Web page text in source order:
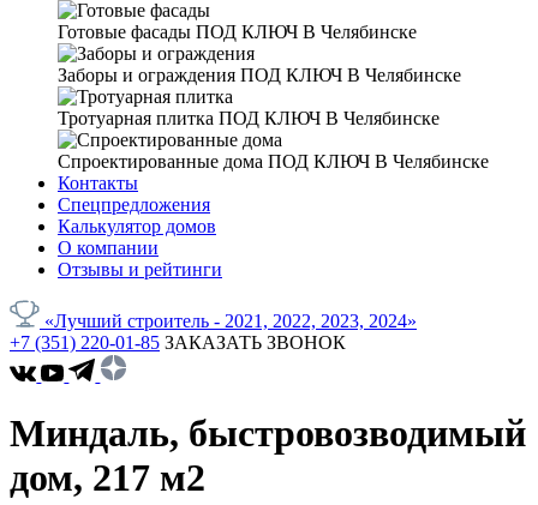
Готовые фасады ПОД КЛЮЧ В Челябинске
Заборы и ограждения ПОД КЛЮЧ В Челябинске
Тротуарная плитка ПОД КЛЮЧ В Челябинске
Спроектированные дома ПОД КЛЮЧ В Челябинске
Контакты
Спецпредложения
Калькулятор домов
О компании
Отзывы и рейтинги
«Лучший строитель - 2021, 2022, 2023, 2024»
+7 (351) 220-01-85 ЗАКАЗАТЬ ЗВОНОК
Миндаль, быстровозводимый
дом, 217 м2